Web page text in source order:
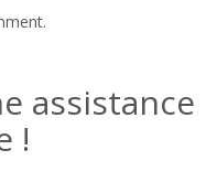
assistance
!